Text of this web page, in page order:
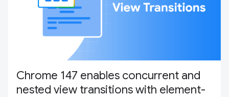
Chrome 147 enables concurrent and
nested view transitions with element-